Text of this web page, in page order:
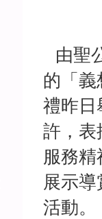
由聖
的「義
禮昨日
許，表
服務
展示
活動。